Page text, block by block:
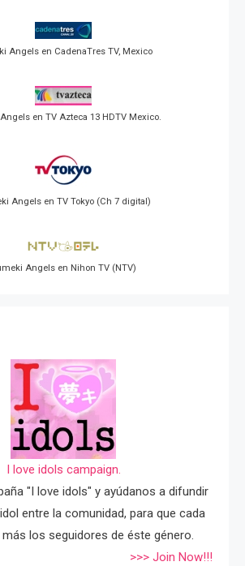
Angels en CadenaTres TV, Mexico
en TV Azteca 13 HDTV Mexico.
Angels en TV Tokyo (Ch 7 digital)
Angels en Nihon TV (NTV)
I love idols campaign.
"I love idols" y ayúdanos a difundir
entre la comunidad, para que cada
los seguidores de éste género.
>>> Join Now!!!